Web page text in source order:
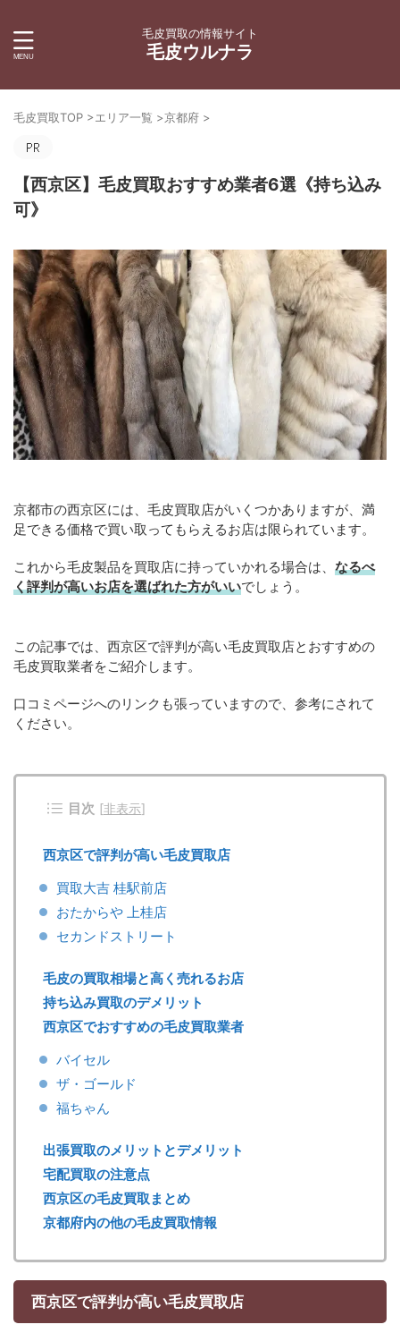
毛皮買取の情報サイト
毛皮ウルナラ
毛皮買取TOP >エリア一覧 >京都府 >
【西京区】毛皮買取おすすめ業者6選《持ち込み
可》
京都市の西京区には、毛皮買取店がいくつかありますが、満
足できる価格で買い取ってもらえるお店は限られています。
これから毛皮製品を買取店に持っていかれる場合は、 なるべ
く評判が高いお店を選ばれた方がいいでしょう。
この記事では、西京区で評判が高い毛皮買取店とおすすめの
毛皮買取業者をご紹介します。
口コミページへのリンクも張っていますので、参考にされて
ください。
目次 [非表示]
西京区で評判が高い毛皮買取店
買取大吉 桂駅前店
おたからや 上桂店
セカンドストリート
毛皮の買取相場と高く売れるお店
持ち込み買取のデメリット
西京区でおすすめの毛皮買取業者
バイセル
ザ・ゴールド
福ちゃん
出張買取のメリットとデメリット
宅配買取の注意点
西京区の毛皮買取まとめ
京都府内の他の毛皮買取情報
西京区で評判が高い毛皮買取店